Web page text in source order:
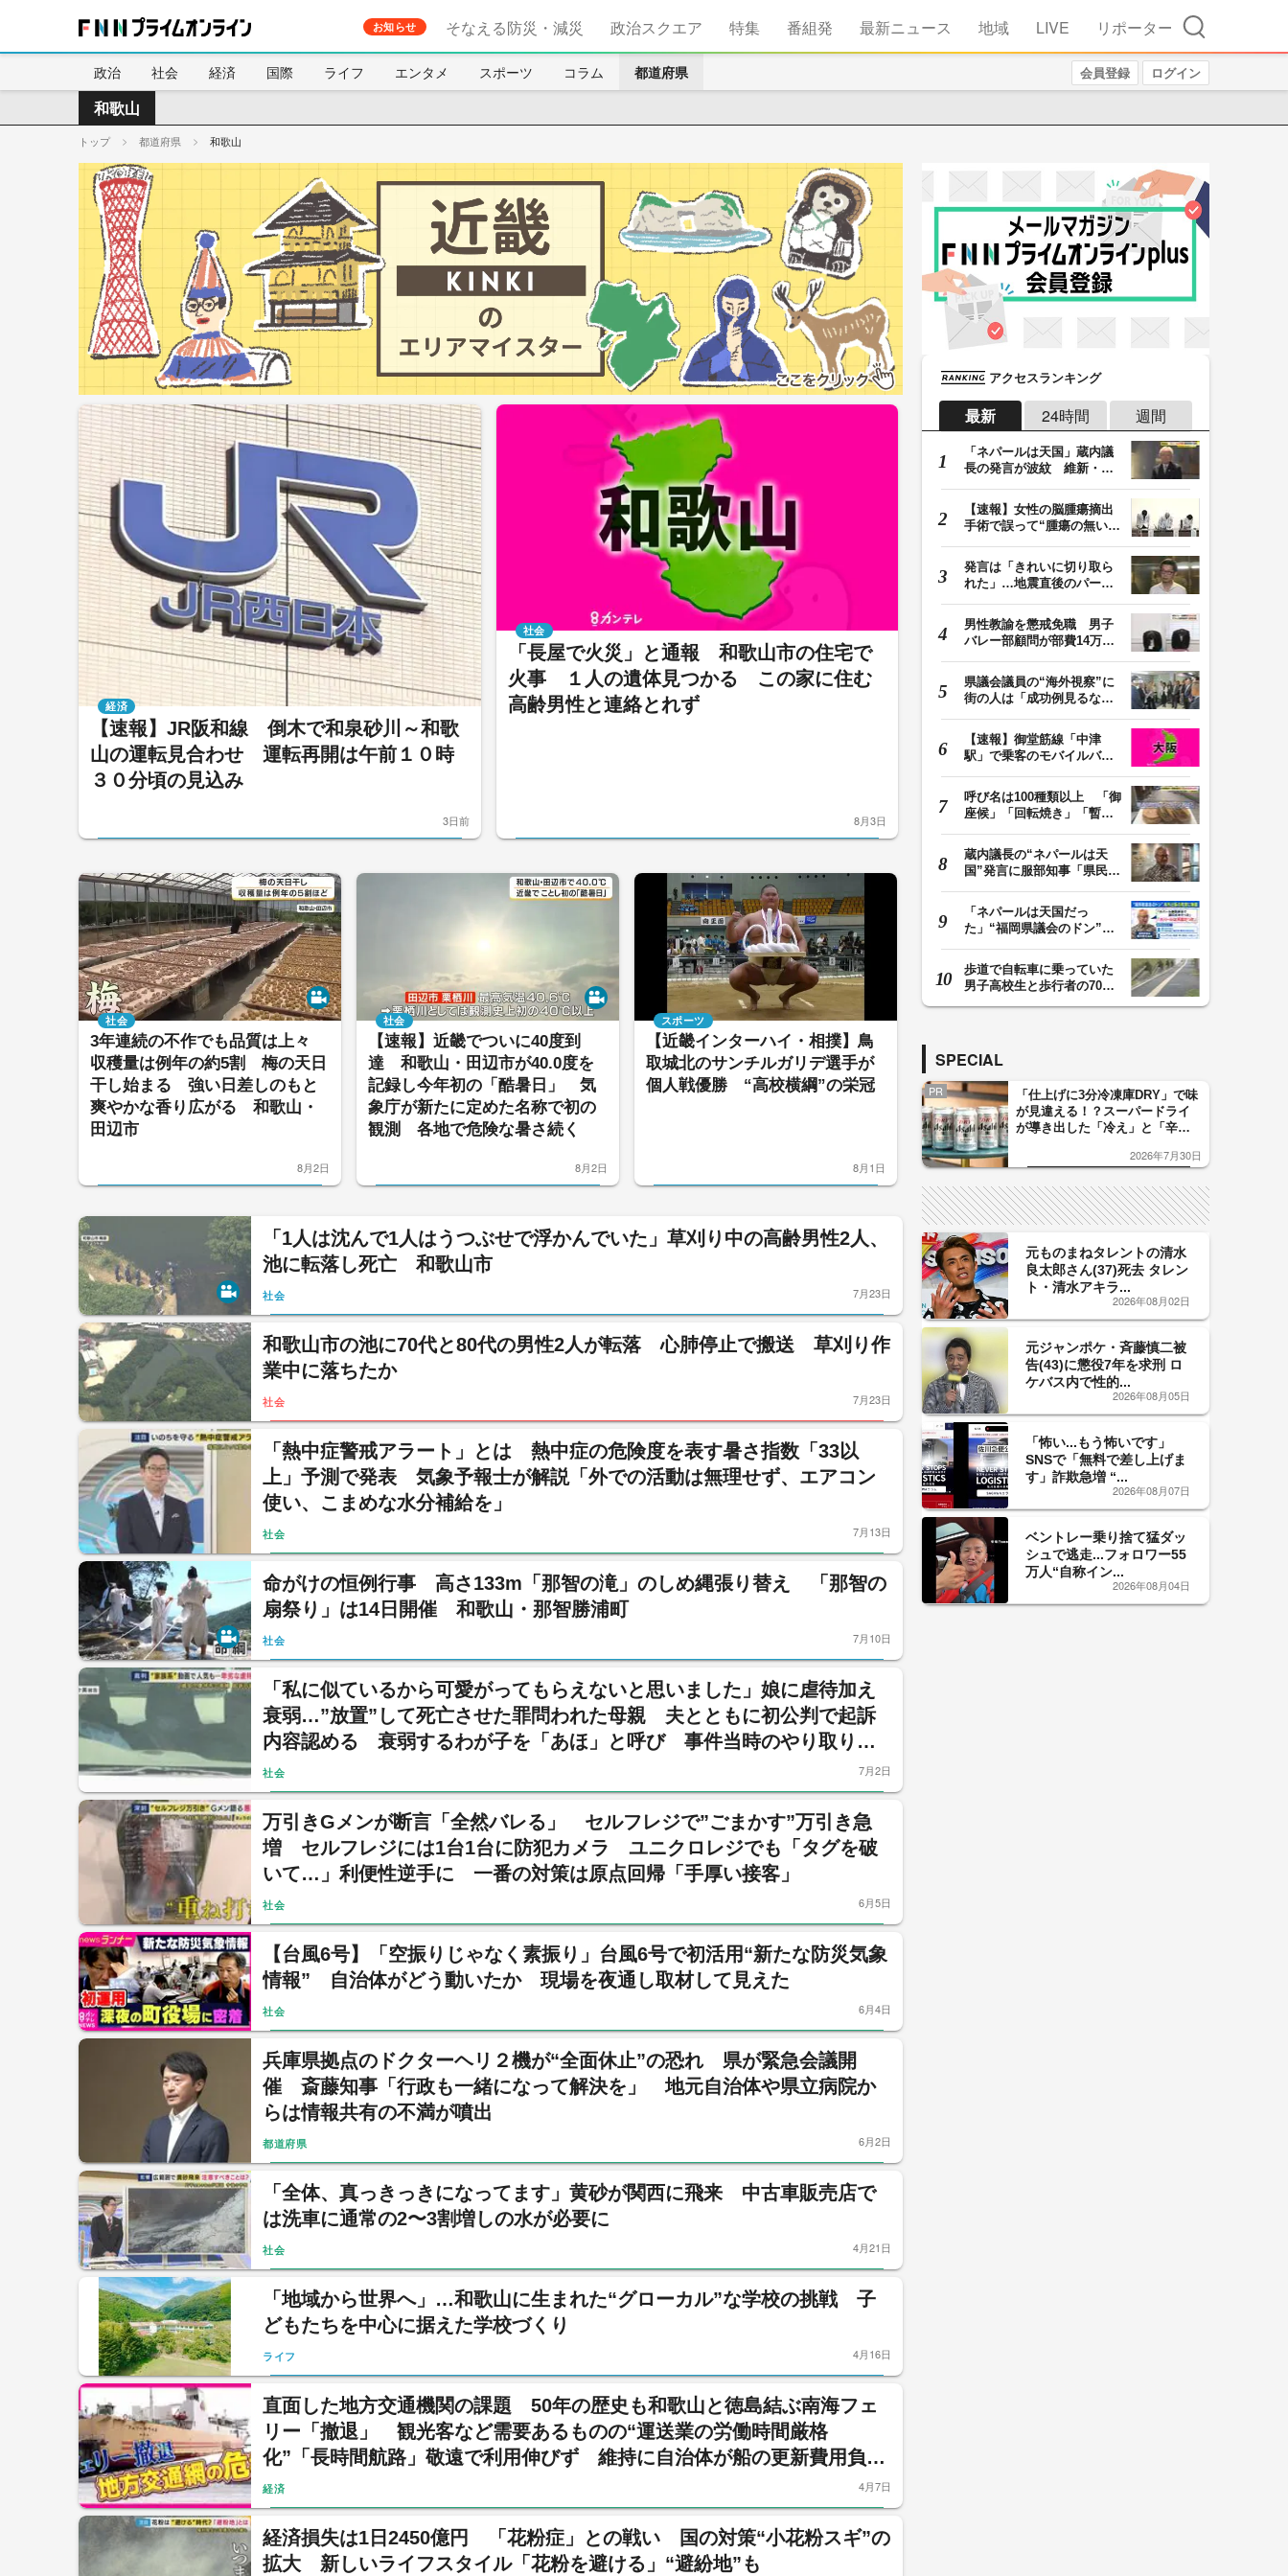
お知らせ そなえる防災・減災 政治スクエア 特集 番組発 最新ニュース 地域 LIVE リポーター 検索
政治 社会 経済 国際 ライフ エンタメ スポーツ コラム 都道府県 会員登録 ログイン
和歌山
トップ 都道府県 和歌山
【速報】JR阪和線 倒木で和泉砂川～和歌
山の運転見合わせ 運転再開は午前１０時
３０分頃の見込み
経済
3日前
「長屋で火災」と通報 和歌山市の住宅で
火事 １人の遺体見つかる この家に住む
高齢男性と連絡とれず
社会
8月3日
3年連続の不作でも品質は上々
収穫量は例年の約5割 梅の天日
干し始まる 強い日差しのもと
爽やかな香り広がる 和歌山・
田辺市
社会
8月2日
【速報】近畿でついに40度到
達 和歌山・田辺市が40.0度を
記録し今年初の「酷暑日」 気
象庁が新たに定めた名称で初の
観測 各地で危険な暑さ続く
社会
8月2日
【近畿インターハイ・相撲】鳥
取城北のサンチルガリデ選手が
個人戦優勝 “高校横綱”の栄冠
スポーツ
8月1日
「1人は沈んで1人はうつぶせで浮かんでいた」草刈り中の高齢男性2人、
池に転落し死亡 和歌山市
社会 7月23日
和歌山市の池に70代と80代の男性2人が転落 心肺停止で搬送 草刈り作
業中に落ちたか
社会 7月23日
「熱中症警戒アラート」とは 熱中症の危険度を表す暑さ指数「33以
上」予測で発表 気象予報士が解説「外での活動は無理せず、エアコン
使い、こまめな水分補給を」
社会 7月13日
命がけの恒例行事 高さ133m「那智の滝」のしめ縄張り替え 「那智の
扇祭り」は14日開催 和歌山・那智勝浦町
社会 7月10日
「私に似ているから可愛がってもらえないと思いました」娘に虐待加え
衰弱…”放置”して死亡させた罪問われた母親 夫とともに初公判で起訴
内容認める 衰弱するわが子を「あほ」と呼び 事件当時のやり取り明
らかに
社会 7月2日
万引きGメンが断言「全然バレる」 セルフレジで”ごまかす”万引き急
増 セルフレジには1台1台に防犯カメラ ユニクロレジでも「タグを破
いて…」利便性逆手に 一番の対策は原点回帰「手厚い接客」
社会 6月5日
【台風6号】「空振りじゃなく素振り」台風6号で初活用“新たな防災気象
情報” 自治体がどう動いたか 現場を夜通し取材して見えた
社会 6月4日
兵庫県拠点のドクターヘリ２機が“全面休止”の恐れ 県が緊急会議開
催 斎藤知事「行政も一緒になって解決を」 地元自治体や県立病院か
らは情報共有の不満が噴出
都道府県 6月2日
「全体、真っきっきになってます」黄砂が関西に飛来 中古車販売店で
は洗車に通常の2〜3割増しの水が必要に
社会 4月21日
「地域から世界へ」…和歌山に生まれた“グローカル”な学校の挑戦 子
どもたちを中心に据えた学校づくり
ライフ 4月16日
直面した地方交通機関の課題 50年の歴史も和歌山と徳島結ぶ南海フェ
リー「撤退」 観光客など需要あるものの“運送業の労働時間厳格
化”「長時間航路」敬遠で利用伸びず 維持に自治体が船の更新費用負担
など要請も
経済 4月7日
経済損失は1日2450億円 「花粉症」との戦い 国の対策“小花粉スギ”の
拡大 新しいライフスタイル「花粉を避ける」“避紛地”も
アクセスランキング
最新 24時間 週間
「ネパールは天国」蔵内議
長の発言が波紋 維新・吉
【速報】女性の脳腫瘍摘出
手術で誤って“腫瘍の無い部
発言は「きれいに切り取ら
れた」…地震直後のパーテ
男性教諭を懲戒免職 男子
バレー部顧問が部費14万円
県議会議員の“海外視察”に
街の人は「成功例見るなら
【速報】御堂筋線「中津
駅」で乗客のモバイルバッ
呼び名は100種類以上 「御
座候」「回転焼き」「暫」
蔵内議長の“ネパールは天
国”発言に服部知事「県民に
「ネパールは天国だっ
た」“福岡県議会のドン”蔵
歩道で自転車に乗っていた
男子高校生と歩行者の70代
SPECIAL
PR
「仕上げに3分冷凍庫DRY」で味
が見違える！？スーパードライ
が導き出した「冷え」と「辛
した「辛口カーブ」が飲み頃の
2026年7月30日
元ものまねタレントの清水
良太郎さん(37)死去 タレン
ト・清水アキラ...
2026年08月02日
元ジャンポケ・斉藤慎二被
告(43)に懲役7年を求刑 ロ
ケバス内で性的...
2026年08月05日
「怖い...もう怖いです」
SNSで「無料で差し上げま
す」詐欺急増 “...
2026年08月07日
ベントレー乗り捨て猛ダッ
シュで逃走...フォロワー55
万人“自称イン...
2026年08月04日